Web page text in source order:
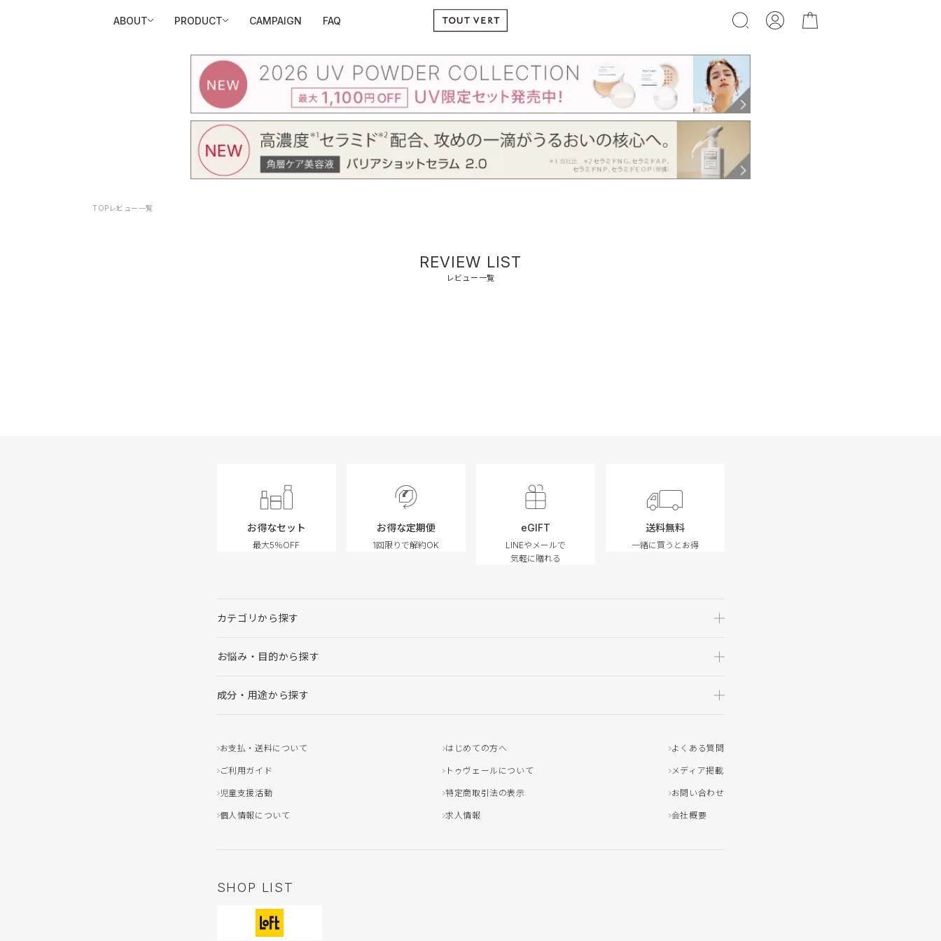
ABOUT PRODUCT CAMPAIGN FAQ
TOP レビュー一覧
REVIEW LIST
レビュー一覧
お得なセット
最大5％OFF
お得な定期便
1回限りで解約OK
eGIFT
LINEやメールで
気軽に贈れる
送料無料
一緒に買うとお得
カテゴリから探す
お悩み・目的から探す
成分・用途から探す
お支払・送料について はじめての方へ よくある質問
ご利用ガイド トゥヴェールについて メディア掲載
児童支援活動 特定商取引法の表示 お問い合わせ
個人情報について 求人情報 会社概要
SHOP LIST